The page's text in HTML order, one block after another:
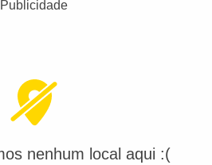
Publicidade
nenhum local aqui :(